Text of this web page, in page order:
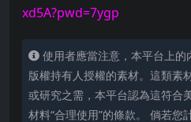
xd5A?pwd=7ygp
使用者應當注意，本平台上
版權持有人授權的素材。這類素
或研究之需，本平台認為這符合
材料“合理使用”的條款。 倘若您